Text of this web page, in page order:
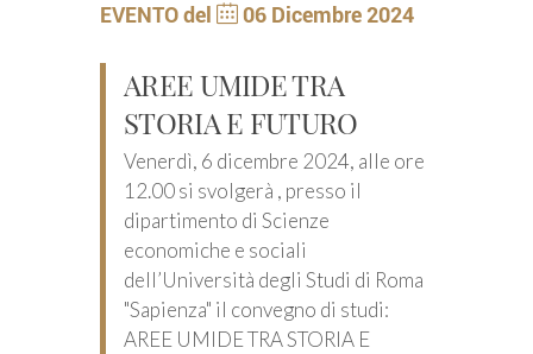
EVENTO del 06 Dicembre 2024
AREE UMIDE TRA
STORIA E FUTURO
Venerdì, 6 dicembre 2024, alle ore
12.00 si svolgerà , presso il
dipartimento di Scienze
economiche e sociali
dell’Università degli Studi di Roma
"Sapienza" il convegno di studi:
AREE UMIDE TRA STORIA E